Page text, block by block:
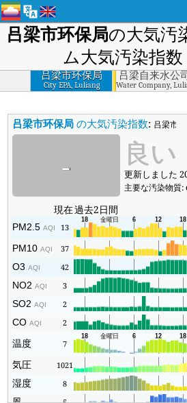
吕梁市环保局の大気汚
ム大気汚染指数
吕梁市环保局
City EPA, Luliang
吕梁自来水公
Water Company,
吕梁市环保局 の大気汚染指数: 吕梁市
- 良い
更新しました
主要な汚染物質:
現在過去2日間
PM2.5AQI 13
PM10AQI 37
O3AQI 42
NO2AQI 3
SO2AQI 2
COAQI 2
温度 7
気圧 1021
湿度 8